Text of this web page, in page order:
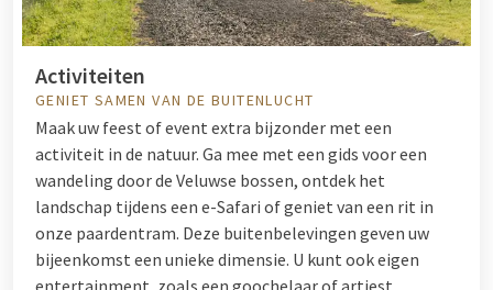
Activiteiten
GENIET SAMEN VAN DE BUITENLUCHT
Maak uw feest of event extra bijzonder met een
activiteit in de natuur. Ga mee met een gids voor een
wandeling door de Veluwse bossen, ontdek het
landschap tijdens een e-Safari of geniet van een rit in
onze paardentram. Deze buitenbelevingen geven uw
bijeenkomst een unieke dimensie. U kunt ook eigen
entertainment, zoals een goochelaar of artiest,